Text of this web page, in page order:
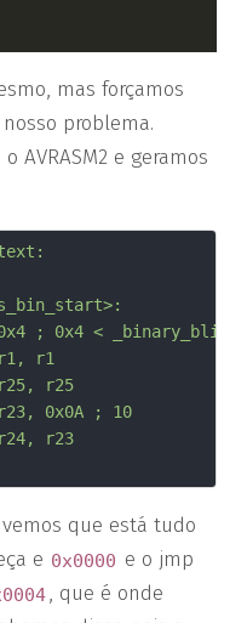
mas forçamos
problema.
AVRASM2 e geramos
0c 94 02 00 	jmp	0x4	; 0x4 <
11 24       	eor	r1, r1
99 27       	eor	r25, r25
7a e0       	ldi	r23, 0x0A	; 10
87 0f       	add	r24, r23
que está tudo
e 0x0000 e o jmp
, que é onde